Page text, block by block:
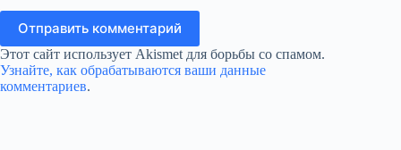
Отправить комментарий
Этот сайт использует Akismet для борьбы со спамом.
Узнайте, как обрабатываются ваши данные
комментариев.